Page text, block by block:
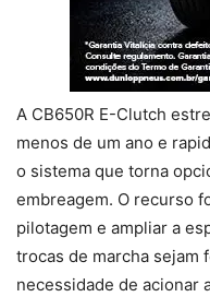
A CB650R E-Clutch
menos de um ano e
o sistema que torna
embreagem. O recurso
pilotagem e ampliar a
trocas de marcha sejam
necessidade de acionar